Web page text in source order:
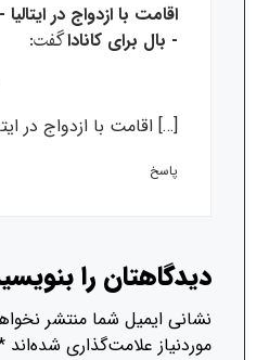
اقامت با ازدواج در
- بال برای کانادا گفت:
[…] اقامت با ازدواج در
پاسخ
دیدگاهتان را
نشانی ایمیل شما منتشر
موردنیاز علامت‌گذاری شده‌اند